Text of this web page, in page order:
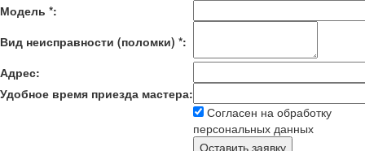
Модель *:
Вид неисправности (поломки) *:
Адрес:
Удобное время приезда мастера:
Согласен на обработку
персональных данных